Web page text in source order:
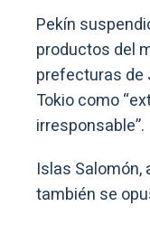
Pekín
productos del
prefecturas de
Tokio como
irresponsable”.
Islas Salomón,
también se